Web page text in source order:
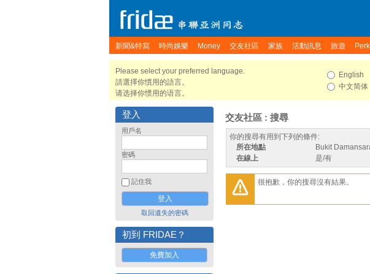
新聞&特寫 時尚娛樂 Money 交友社區 家族 活動訊息 旅遊
Please select your preferred language.
請選擇你慣用的語言。
请选择你惯用的语言。
English
中文简体
登入
用戶名
密碼
記住我
取回遺失的密碼
初到 FRIDAE？
免費加入
交友社區 : 搜尋
你的搜尋有用到下列的條件:
所在地點
Bukit
在線上
是/有
很抱歉，你的搜尋沒有結果。